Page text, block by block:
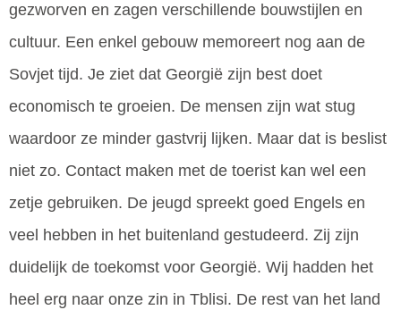
gezworven en zagen verschillende bouwstijlen en
cultuur. Een enkel gebouw memoreert nog aan de
Sovjet tijd. Je ziet dat Georgië zijn best doet
economisch te groeien. De mensen zijn wat stug
waardoor ze minder gastvrij lijken. Maar dat is beslist
niet zo. Contact maken met de toerist kan wel een
zetje gebruiken. De jeugd spreekt goed Engels en
veel hebben in het buitenland gestudeerd. Zij zijn
duidelijk de toekomst voor Georgië. Wij hadden het
heel erg naar onze zin in Tblisi. De rest van het land